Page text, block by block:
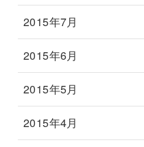
2015年7月
2015年6月
2015年5月
2015年4月